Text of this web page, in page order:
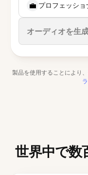
💼 プロフェッショ
オーディオを生
停止
製品を使用することにより
世界中で数